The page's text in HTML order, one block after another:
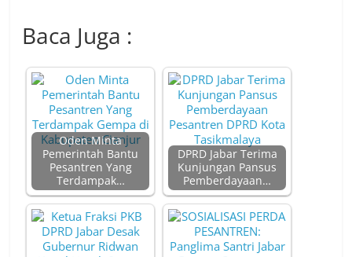
Baca Juga :
Oden Minta
Pemerintah Bantu
Pesantren Yang
Terdampak…
DPRD Jabar Terima
Kunjungan Pansus
Pemberdayaan…